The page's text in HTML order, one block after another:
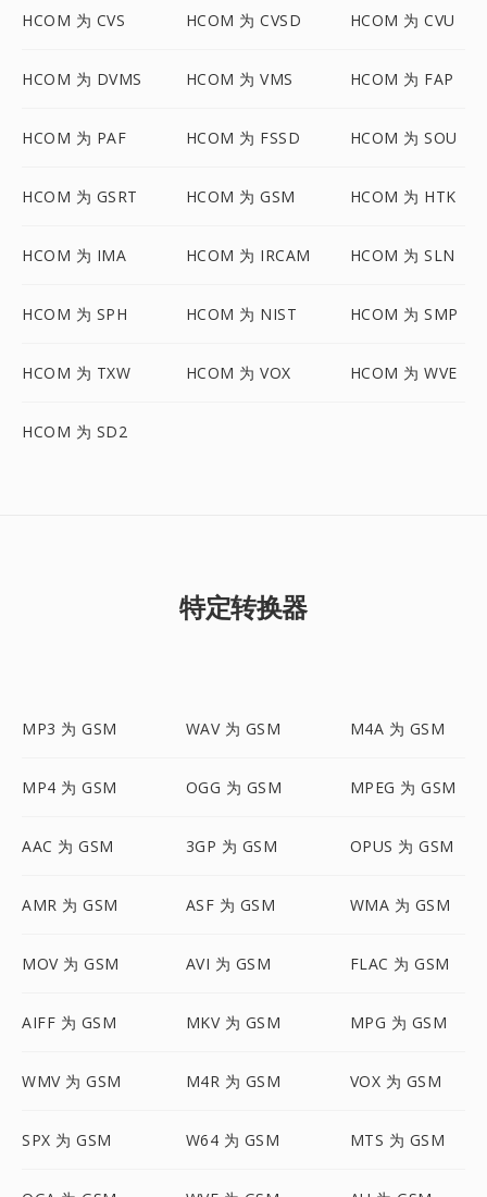
HCOM 为 CVS HCOM 为 CVSD HCOM 为 CVU
HCOM 为 DVMS HCOM 为 VMS HCOM 为 FAP
HCOM 为 PAF HCOM 为 FSSD HCOM 为 SOU
HCOM 为 GSRT HCOM 为 GSM HCOM 为 HTK
HCOM 为 IMA HCOM 为 IRCAM HCOM 为 SLN
HCOM 为 SPH HCOM 为 NIST HCOM 为 SMP
HCOM 为 TXW HCOM 为 VOX HCOM 为 WVE
HCOM 为 SD2
特定转换器
MP3 为 GSM WAV 为 GSM M4A 为 GSM
MP4 为 GSM OGG 为 GSM MPEG 为 GSM
AAC 为 GSM 3GP 为 GSM OPUS 为 GSM
AMR 为 GSM ASF 为 GSM WMA 为 GSM
MOV 为 GSM AVI 为 GSM FLAC 为 GSM
AIFF 为 GSM MKV 为 GSM MPG 为 GSM
WMV 为 GSM M4R 为 GSM VOX 为 GSM
SPX 为 GSM W64 为 GSM MTS 为 GSM